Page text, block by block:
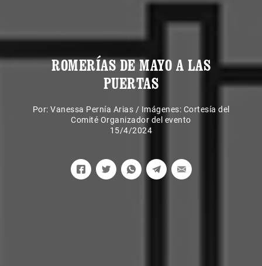
ROMERÍAS DE MAYO A LAS
PUERTAS
Por: Vanessa Pernía Arias / Imágenes: Cortesía del
Comité Organizador del evento
15/4/2024